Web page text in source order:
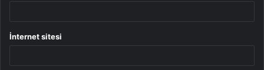
İnternet sitesi